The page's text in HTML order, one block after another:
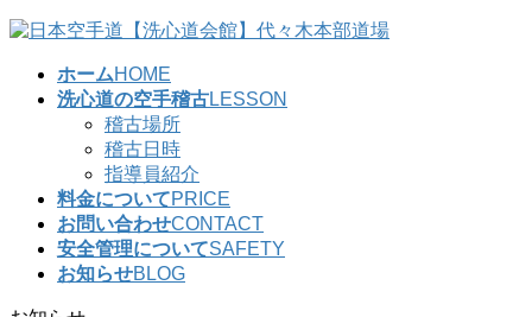
コ
ナ
ホームHOME
洗心道の空手稽古LESSON
稽古場所
稽古日時
指導員紹介
料金についてPRICE
お問い合わせCONTACT
安全管理についてSAFETY
お知らせBLOG